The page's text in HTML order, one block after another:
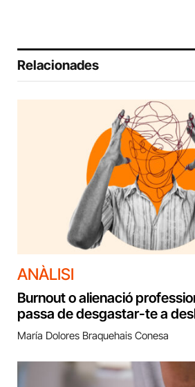
Relacionades
ANÀLISI
Burnout o alienació
passa de desgastar-te a
María Dolores Braquehais Conesa